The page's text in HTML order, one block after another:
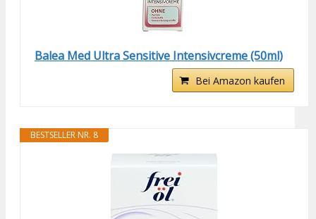
Balea Med Ultra Sensitive Intensivcreme (50ml)
Bei Amazon kaufen
BESTSELLER NR. 8